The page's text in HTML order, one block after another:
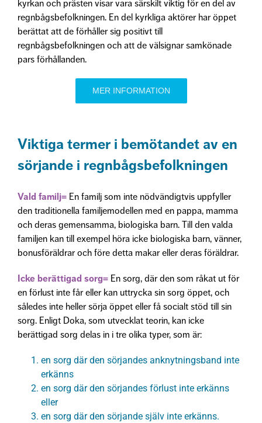
kyrkan och prästen visar vara särskilt viktig för en del av
regnbågsbefolkningen. En del kyrkliga aktörer har öppet
berättat att de förhåller sig positivt till
regnbågsbefolkningen och att de välsignar samkönade
pars förhållanden.
MER INFORMATION
Viktiga termer i bemötandet av en
sörjande i regnbågsbefolkningen
Vald familj= En familj som inte nödvändigtvis uppfyller
den traditionella familjemodellen med en pappa, mamma
och deras gemensamma, biologiska barn. Till den valda
familjen kan till exempel höra icke biologiska barn, vänner,
bonusföräldrar och före detta makar eller deras föräldrar.
Icke berättigad sorg= En sorg, där den som råkat ut för
en förlust inte får eller kan uttrycka sin sorg öppet, och
således inte heller sörja öppet eller få socialt stöd till sin
sorg. Enligt Doka, som utvecklat teorin, kan icke
berättigad sorg delas in i tre olika typer, som är:
en sorg där den sörjandes anknytningsband inte
erkänns
en sorg där den sörjandes förlust inte erkänns
eller
en sorg där den sörjande själv inte erkänns.